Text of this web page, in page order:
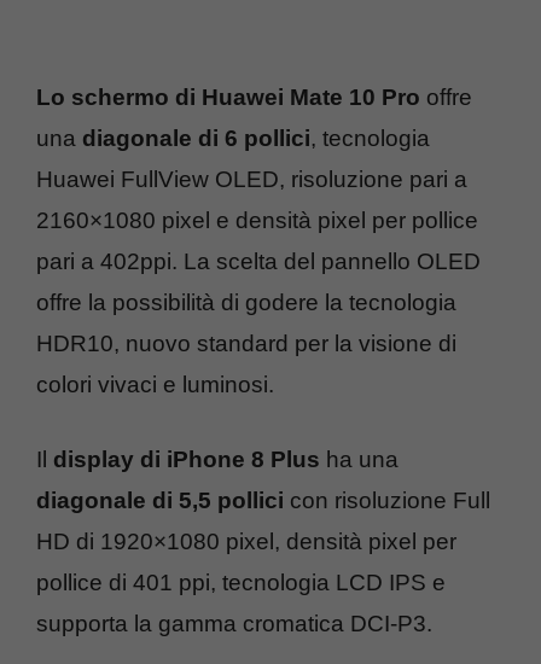
Lo schermo di Huawei Mate 10 Pro offre
una diagonale di 6 pollici, tecnologia
Huawei FullView OLED, risoluzione pari a
2160×1080 pixel e densità pixel per pollice
pari a 402ppi. La scelta del pannello OLED
offre la possibilità di godere la tecnologia
HDR10, nuovo standard per la visione di
colori vivaci e luminosi.
Il display di iPhone 8 Plus ha una
diagonale di 5,5 pollici con risoluzione Full
HD di 1920×1080 pixel, densità pixel per
pollice di 401 ppi, tecnologia LCD IPS e
supporta la gamma cromatica DCI-P3.